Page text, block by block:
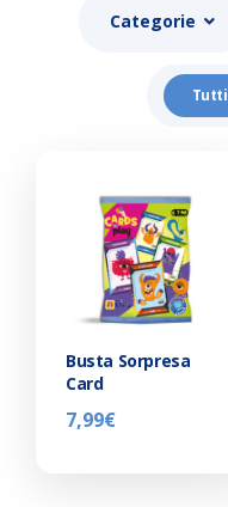
Categorie
Tutti
Busta Sorpresa
Card
7,99€